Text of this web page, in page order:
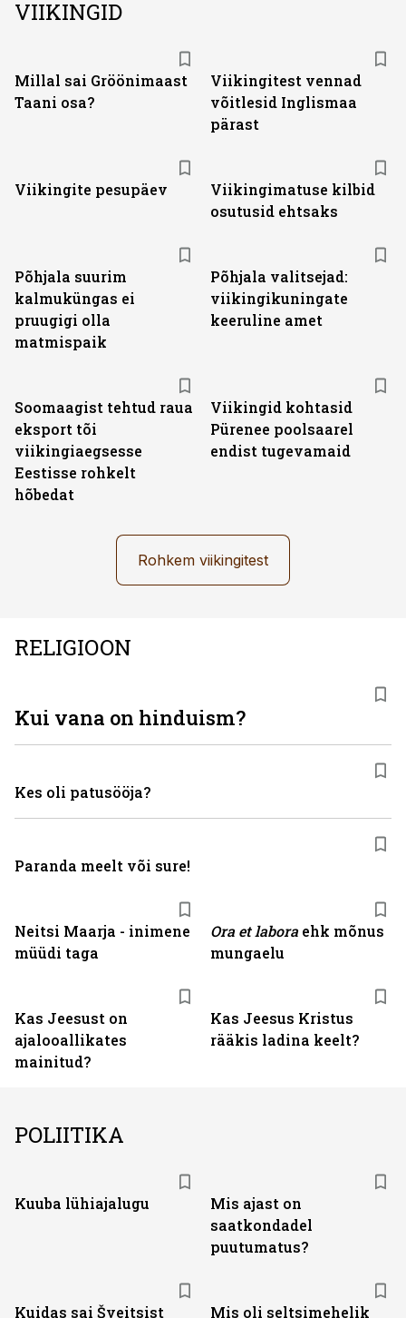
VIIKINGID
Millal sai Gröönimaast
Taani osa?
Viikingitest vennad
võitlesid Inglismaa
pärast
Viikingite pesupäev
Viikingimatuse kilbid
osutusid ehtsaks
Põhjala suurim
kalmuküngas ei
pruugigi olla
matmispaik
Põhjala valitsejad:
viikingikuningate
keeruline amet
Soomaagist tehtud raua
eksport tõi
viikingiaegsesse
Eestisse rohkelt
hõbedat
Viikingid kohtasid
Pürenee poolsaarel
endist tugevamaid
Rohkem viikingitest
RELIGIOON
Neitsi Maarja - inimene
müüdi taga
Ora et laboraehk mõnus
mungaelu
Kas Jeesust on
ajalooallikates
mainitud?
Kas Jeesus Kristus
rääkis ladina keelt?
Kui vana on hinduism?
Kes oli patusööja?
Paranda meelt või sure!
POLIITIKA
Kuuba lühiajalugu
Mis ajast on
saatkondadel
puutumatus?
Kuidas sai Šveitsist Mis oli seltsimehelik